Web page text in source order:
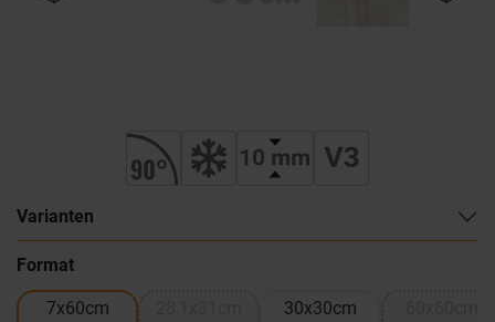
Varianten
Format
7x60cm 30x30cm